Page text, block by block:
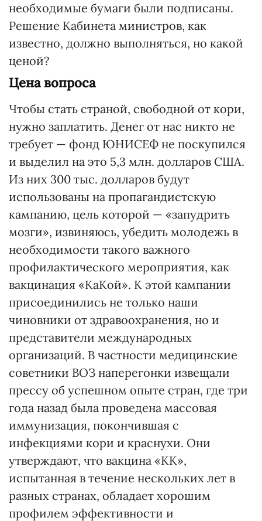
необходимые бумаги были подписаны.
Решение Кабинета министров, как
известно, должно выполняться, но какой
ценой?
Цена вопроса
Чтобы стать страной, свободной от кори,
нужно заплатить. Денег от нас никто не
требует — фонд ЮНИСЕФ не поскупился
и выделил на это 5,3 млн. долларов США.
Из них 300 тыс. долларов будут
использованы на пропагандистскую
кампанию, цель которой — «запудрить
мозги», извиняюсь, убедить молодежь в
необходимости такого важного
профилактического мероприятия, как
вакцинация «КаКой». К этой кампании
присоединились не только наши
чиновники от здравоохранения, но и
представители международных
организаций. В частности медицинские
советники ВОЗ наперегонки извещали
прессу об успешном опыте стран, где три
года назад была проведена массовая
иммунизация, покончившая с
инфекциями кори и краснухи. Они
утверждают, что вакцина «КК»,
испытанная в течение нескольких лет в
разных странах, обладает хорошим
профилем эффективности и